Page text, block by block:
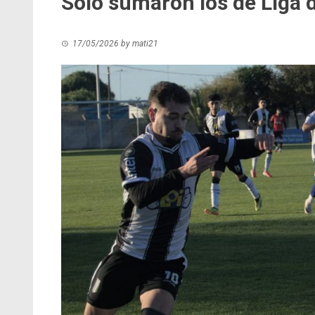
17/05/2026 by mati21